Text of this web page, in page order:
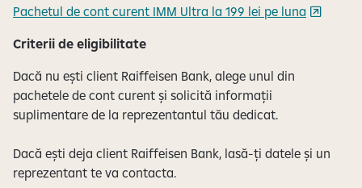
Pachetul de cont curent IMM Ultra la 199 lei pe luna
Criterii de eligibilitate
Dacă nu ești client Raiffeisen Bank, alege unul din
pachetele de cont curent și solicită informații
suplimentare de la reprezentantul tău dedicat.
Dacă ești deja client Raiffeisen Bank, lasă-ți datele și un
reprezentant te va contacta.